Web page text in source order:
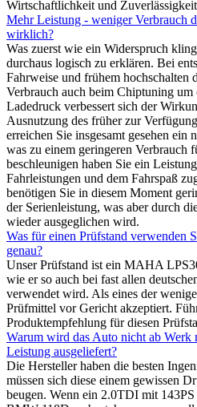
Wirtschaftlichkeit und
Mehr Leistung - weniger Verbrauch
wirklich?
Was zuerst wie ein Widerspruch
durchaus logisch zu erklären. Bei
Fahrweise und frühem hochschalten
Verbrauch auch beim Chiptuning
Ladedruck verbessert sich der
Ausnutzung des früher zur
erreichen Sie insgesamt gesehen ein
was zu einem geringeren Verbrauch
beschleunigen haben Sie ein
Fahrleistungen und dem Fahrspaß
benötigen Sie in diesem Moment
der Serienleistung, was aber durch
wieder ausgeglichen wird.
Was für einen Prüfstand verwenden
genau?
Unser Prüfstand ist ein MAHA
wie er so auch bei fast allen
verwendet wird. Als eines der
Prüfmittel vor Gericht akzeptiert.
Produktempfehlung für diesen
Warum wird das Auto nicht ab Werk
Leistung ausgeliefert?
Die Hersteller haben die besten
müssen sich diese einem gewissen
beugen. Wenn ein 2.0TDI mit